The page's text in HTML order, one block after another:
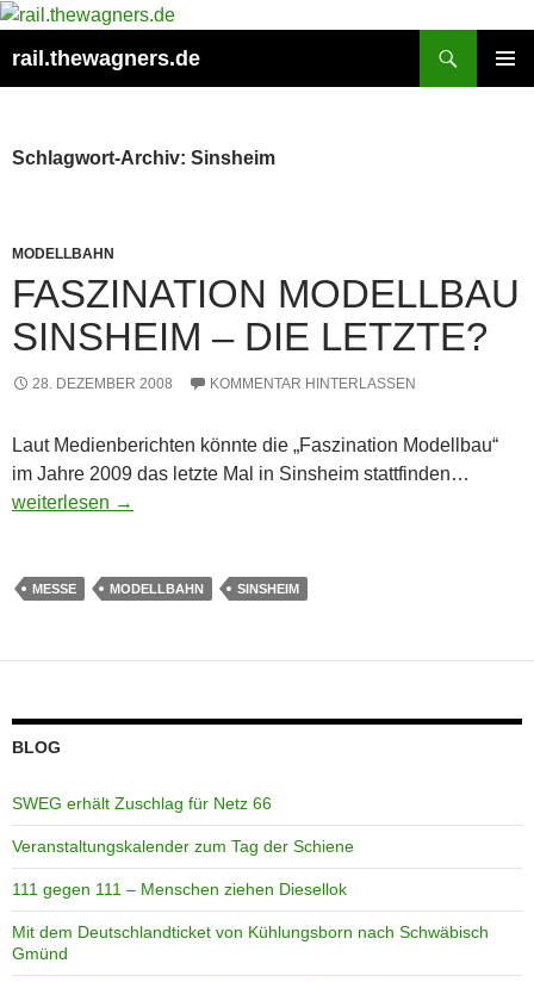
Zum
springen
rail.thewagners.de
Schlagwort-Archiv: Sinsheim
MODELLBAHN
FASZINATION MODELLBAU
SINSHEIM – DIE LETZTE?
28. DEZEMBER 2008 KOMMENTAR HINTERLASSEN
Laut Medienberichten könnte die „Faszination Modellbau“
im Jahre 2009 das letzte Mal in Sinsheim stattfinden…
Faszination Modellbau Sinsheim – die Letzte?
weiterlesen →
MESSE MODELLBAHN SINSHEIM
BLOG
SWEG erhält Zuschlag für Netz 66
Veranstaltungskalender zum Tag der Schiene
111 gegen 111 – Menschen ziehen Diesellok
Mit dem Deutschlandticket von Kühlungsborn nach Schwäbisch
Gmünd